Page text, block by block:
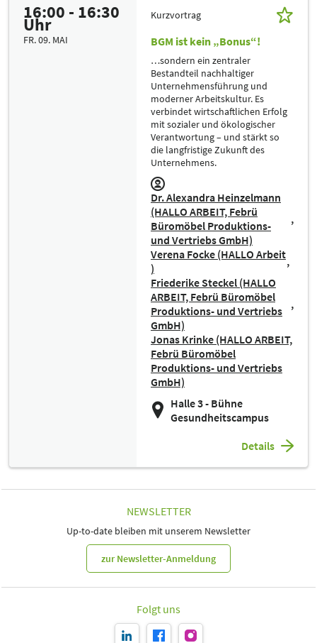
16:00 - 16:30
Uhr
FR. 09. MAI
Kurzvortrag
BGM ist kein „Bonus“!
…sondern ein zentraler
Bestandteil nachhaltiger
Unternehmensführung und
moderner Arbeitskultur. Es
verbindet wirtschaftlichen Erfolg
mit sozialer und ökologischer
Verantwortung – und stärkt so
die langfristige Zukunft des
Unternehmens.
Dr. Alexandra Heinzelmann
(HALLO ARBEIT, Febrü
Büromöbel Produktions-
und Vertriebs GmbH)
Verena Focke (HALLO Arbeit
)
Friederike Steckel (HALLO
ARBEIT, Febrü Büromöbel
Produktions- und Vertriebs
GmbH)
Jonas Krinke (HALLO ARBEIT,
Febrü Büromöbel
Produktions- und Vertriebs
GmbH)
Halle 3 - Bühne
Gesundheitscampus
Details
NEWSLETTER
Up-to-date bleiben mit unserem Newsletter
zur Newsletter-Anmeldung
Folgt uns